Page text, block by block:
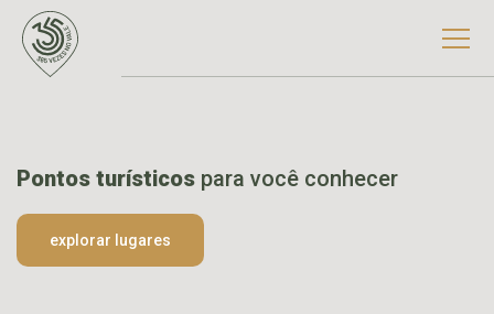
Pontos turísticos para você conhecer
explorar lugares